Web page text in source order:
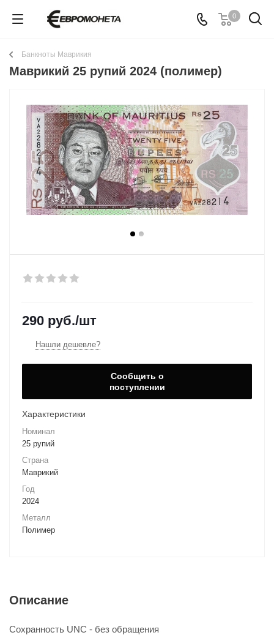
0
Банкноты Маврикия
Маврикий 25 рупий 2024 (полимер)
290 руб./шт
Нашли дешевле?
Сообщить о
поступлении
Характеристики
Номинал
25 рупий
Страна
Маврикий
Год
2024
Металл
Полимер
Описание
Сохранность UNC - без обращения